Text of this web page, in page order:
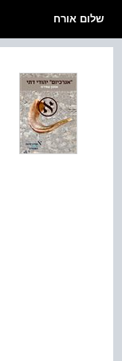
שלום אורח